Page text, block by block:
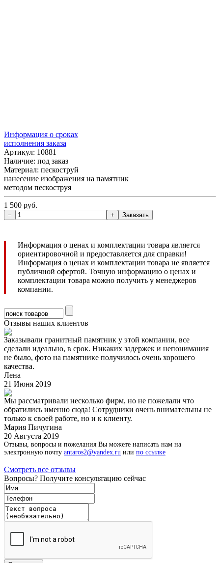
Информация о сроках
исполнения заказа
Артикул: 10881
Наличие: под заказ
Материал: пескоструй
нанесение изображения на памятник
методом пескоструя
1 500 руб.
Информация о ценах и комплектации товара является
ориентировочной и предоставляется для справки!
Информация о ценах и комплектации товара не является
публичной офертой. Точную информацию о ценах и
комплектации товара можно получить у менеджеров
компании.
Отзывы наших клиентов
Заказывали гранитный памятник у этой компании, все
сделали идеально, в срок. Никаких задержек и непонимания
не было, фото на памятнике получилось очень хорошего
качества.
Лена
21 Июня 2019
Мы рассматривали несколько фирм, но не пожелали что
обратились именно сюда! Сотрудники очень внимательны не
только к своей работе, но и к клиенту.
Мария Пичугина
20 Августа 2019
Отзывы, вопросы и пожелания Вы можете написать нам на
электронную почту antaros2@yandex.ru или по ссылке
Смотреть все отзывы
Вопросы? Получите консультацию сейчас